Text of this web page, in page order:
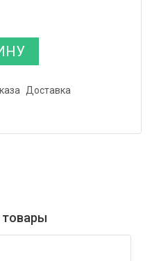
Доставка